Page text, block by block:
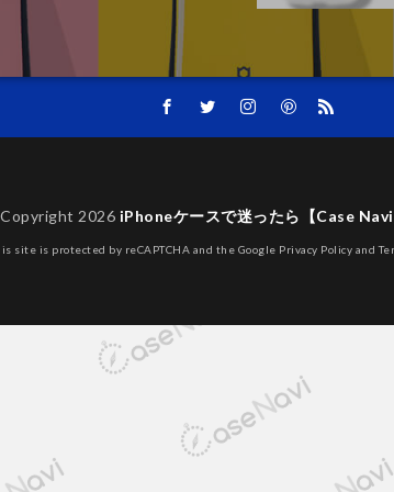
2026 iPhoneケースで迷ったら【Case
site is protected by reCAPTCHA and the Google Privacy Policy and